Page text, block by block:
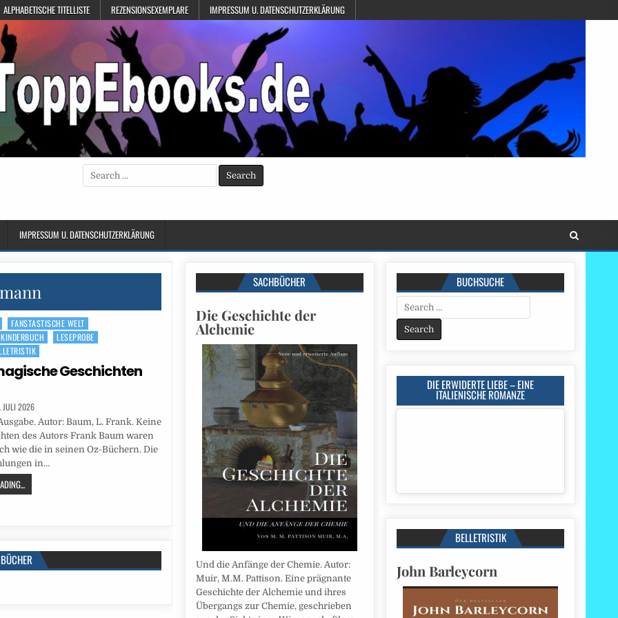
ALPHABETISCHE TITELLISTE REZENSIONSEXEMPLARE IMPRESSUM U. DATENSCHUTZERKLÄRUNG
Search
for:
IMPRESSUM U. DATENSCHUTZERKLÄRUNG
FANSTASTISCHE WELT
LESEPROBE
Geschichten
JULI 2026
Autor: Baum, L. Frank. Keine
des Autors Frank Baum waren
wie die in seinen Oz-Büchern. Die
in…
SACHBÜCHER
Die Geschichte der
Alchemie
Und die Anfänge der Chemie. Autor:
Muir, M.M. Pattison. Eine prägnante
Geschichte der Alchemie und ihres
Übergangs zur Chemie, geschrieben
BUCHSUCHE
Search
for:
DIE ERWIDERTE LIEBE – EINE
ITALIENISCHE ROMANZE
BELLETRISTIK
John Barleycorn